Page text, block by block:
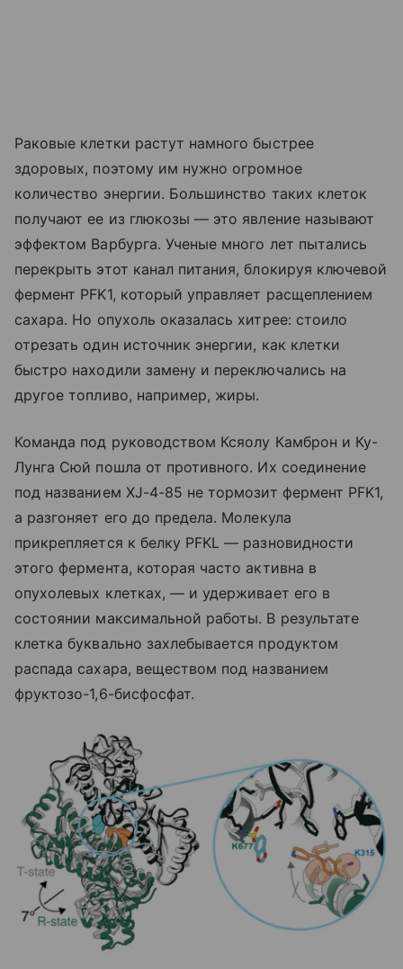
Раковые клетки растут намного быстрее
здоровых, поэтому им нужно огромное
количество энергии. Большинство таких клеток
получают ее из глюкозы — это явление называют
эффектом Варбурга. Ученые много лет пытались
перекрыть этот канал питания, блокируя ключевой
фермент PFK1, который управляет расщеплением
сахара. Но опухоль оказалась хитрее: стоило
отрезать один источник энергии, как клетки
быстро находили замену и переключались на
другое топливо, например, жиры.
Команда под руководством Ксяолу Камброн и Ку-
Лунга Сюй пошла от противного. Их соединение
под названием XJ-4-85 не тормозит фермент PFK1,
а разгоняет его до предела. Молекула
прикрепляется к белку PFKL — разновидности
этого фермента, которая часто активна в
опухолевых клетках, — и удерживает его в
состоянии максимальной работы. В результате
клетка буквально захлебывается продуктом
распада сахара, веществом под названием
фруктозо-1,6-бисфосфат.